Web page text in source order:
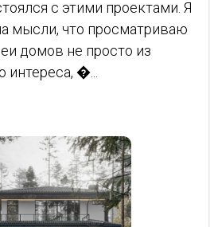
с этими проектами. Я
мысли, что просматриваю
домов не просто из
�...